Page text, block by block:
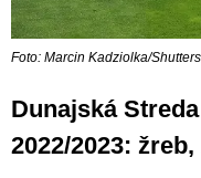
Foto: Marcin Kadziolka/
Dunajská
2022/2023: